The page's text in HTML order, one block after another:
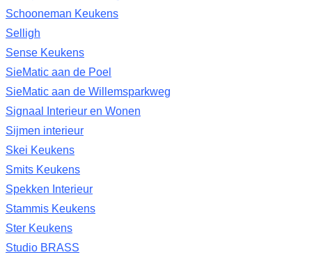
Schooneman Keukens
Selligh
Sense Keukens
SieMatic aan de Poel
SieMatic aan de Willemsparkweg
Signaal Interieur en Wonen
Sijmen interieur
Skei Keukens
Smits Keukens
Spekken Interieur
Stammis Keukens
Ster Keukens
Studio BRASS